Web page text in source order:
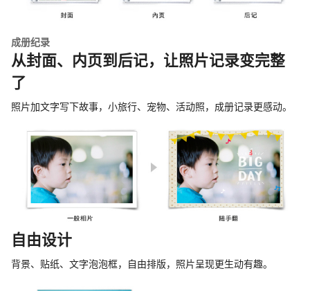
成册纪录
从封面、内页到后记，让照片记录变完整
了
照片加文字写下故事，小旅行、宠物、活动照，成册记录更感动。
自由设计
背景、贴纸、文字泡泡框，自由排版，照片呈现更生动有趣。